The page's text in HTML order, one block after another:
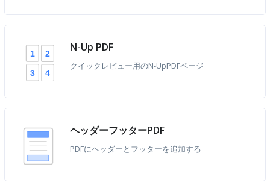
1 2
3 4
N-Up PDF
クイックレビュー用のN-UpPDFページ
ヘッダーフッターPDF
PDFにヘッダーとフッターを追加する